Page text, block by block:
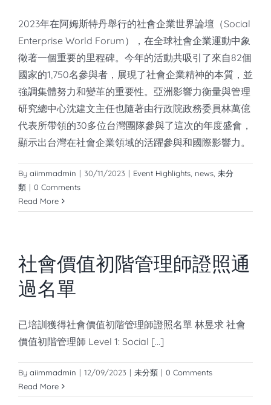
2023年在阿姆斯特丹舉行的社會企業世界論壇（Social
Enterprise World Forum），在全球社會企業運動中象
徵著一個重要的里程碑。今年的活動共吸引了來自82個
國家的1,750名參與者，展現了社會企業精神的本質，並
強調集體努力和變革的重要性。亞洲影響力衡量與管理
研究總中心沈建文主任也隨著由行政院政務委員林萬億
代表所帶領的30多位台灣團隊參與了這次的年度盛會，
顯示出台灣在社會企業領域的活躍參與和國際影響力。
By aiimmadmin | 30/11/2023 | Event Highlights news 未分
類 | 0 Comments
Read More
社會價值初階管理師證照通
過名單
已培訓獲得社會價值初階管理師證照名單 林昱求 社會
價值初階管理師 Level 1: Social [...]
By aiimmadmin | 12/09/2023 | 未分類 | 0 Comments
Read More